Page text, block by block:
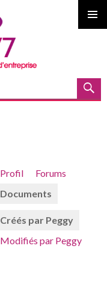
Profil
Forums
Documents
Créés par Peggy
Modifiés par Peggy